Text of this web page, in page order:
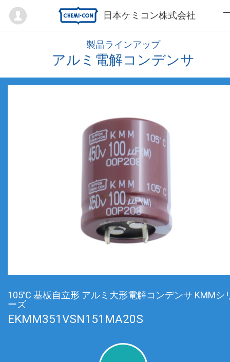
日本ケミコン株式会社
Mypage
製品ラインアップ
アルミ電解コンデンサ
105℃ 基板自立形 アルミ大形電解コンデンサ KMMシ
ーズ
EKMM351VSN151MA20S